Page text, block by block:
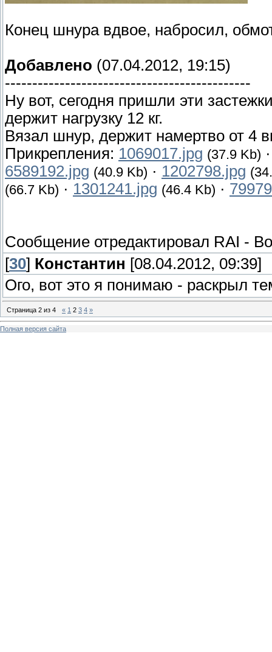
Конец шнура вдвое, набросил,
Добавлено (07.04.2012, 19:15)
---------------------------------------------
Ну вот, сегодня пришли эти
держит нагрузку 12 кг.
Вязал шнур, держит намертво от 4
Прикрепления: 1069017.jpg (37.9 Kb)
6589192.jpg (40.9 Kb) · 1202798.jpg
(66.7 Kb) · 1301241.jpg (46.4 Kb) ·
Сообщение отредактировал RAI -
[30] Константин [08.04.2012, 09:39]
Ого, вот это я понимаю - раскрыл
Страница 2 из 4 « 1 2 3 4 »
Полная версия сайта